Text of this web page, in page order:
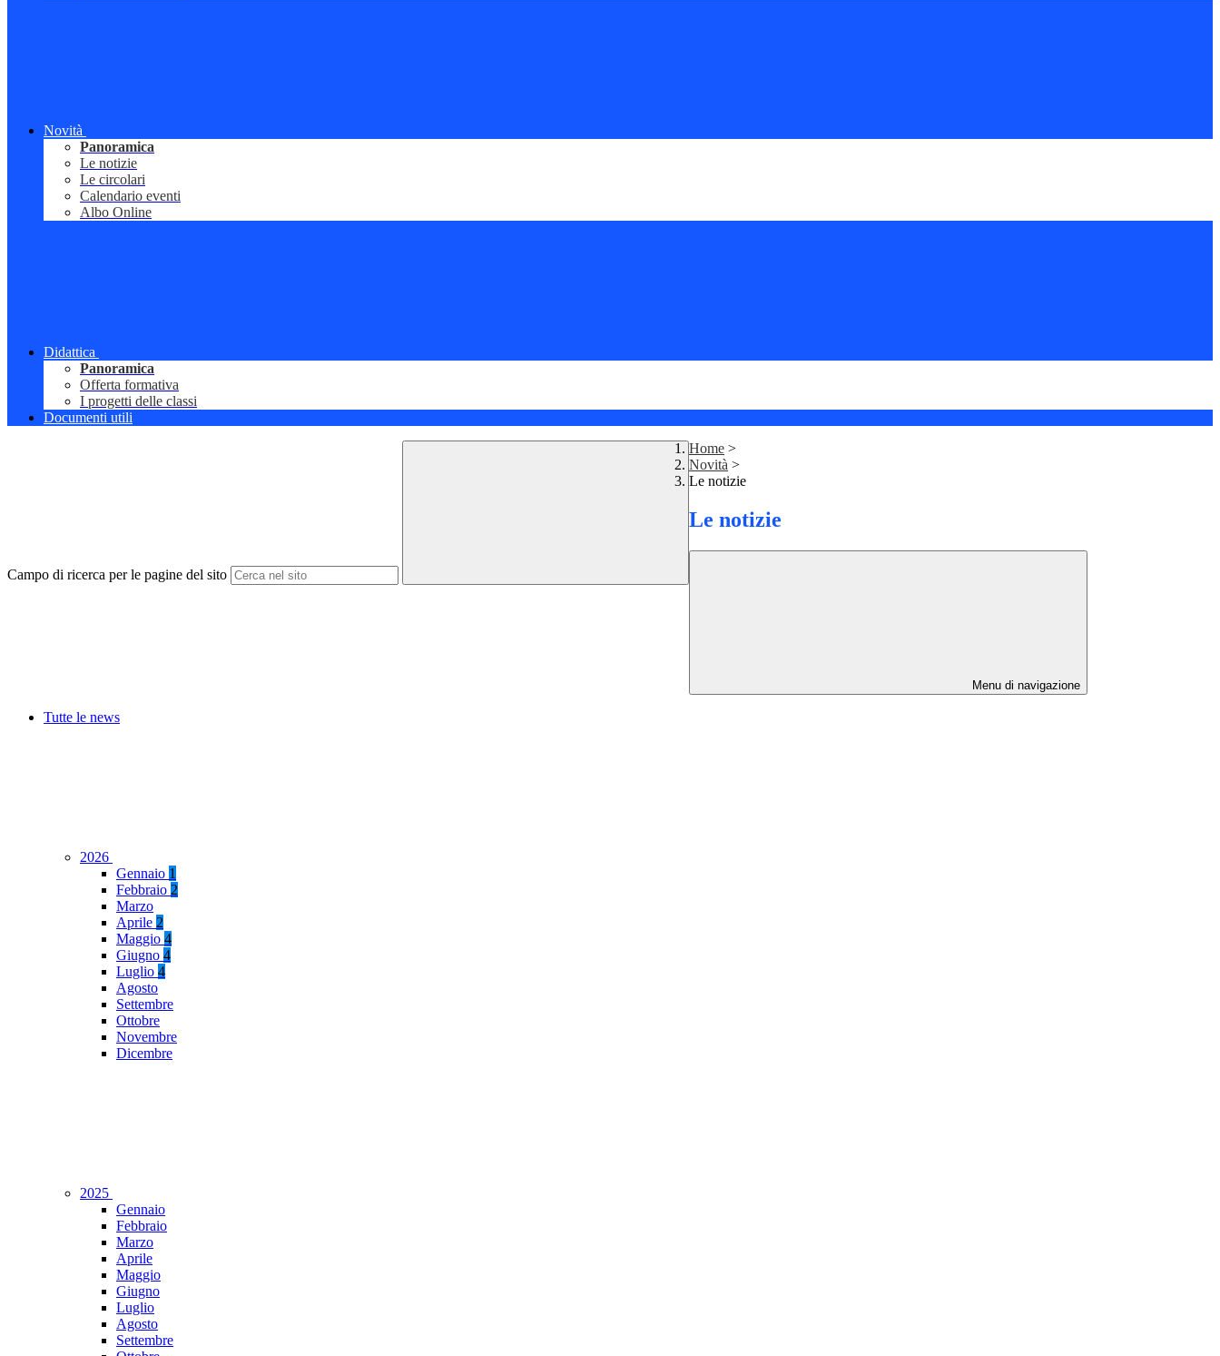
Novità
Panoramica
Le notizie
Le circolari
Calendario eventi
Albo Online
Didattica
Panoramica
Offerta formativa
I progetti delle classi
Documenti utili
Campo di ricerca per le pagine del sito
Home >
Novità >
Le notizie
Le notizie
Menu di navigazione
Tutte le news
2026
Gennaio 1
Febbraio 2
Marzo
Aprile 2
Maggio 4
Giugno 4
Luglio 4
Agosto
Settembre
Ottobre
Novembre
Dicembre
2025
Gennaio
Febbraio
Marzo
Aprile
Maggio
Giugno
Luglio
Agosto
Settembre